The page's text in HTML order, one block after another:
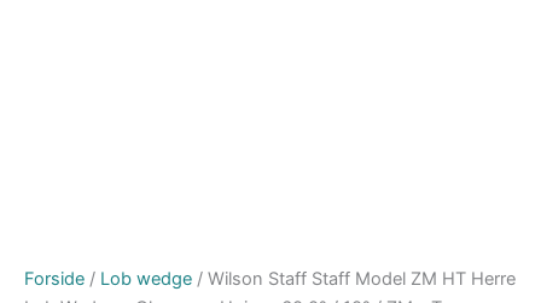
Forside / Lob wedge / Wilson Staff Staff Model ZM HT Herre